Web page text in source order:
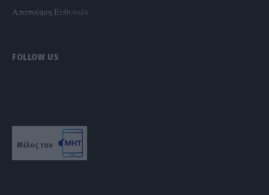
Αποποίηση Ευθυνών
FOLLOW US
Μέλος του